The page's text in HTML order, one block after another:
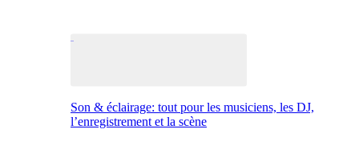
Son & éclairage: tout pour les musiciens, les DJ,
l’enregistrement et la scène